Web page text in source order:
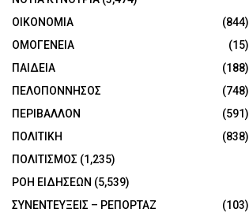
ΟΙΚΟΝΟΜΙΑ
(844)
ΟΜΟΓΕΝΕΙΑ
(15)
ΠΑΙΔΕΙΑ
(188)
ΠΕΛΟΠΟΝΝΗΣΟΣ
(748)
ΠΕΡΙΒΑΛΛΟΝ
(591)
ΠΟΛΙΤΙΚΗ
(838)
ΠΟΛΙΤΙΣΜΟΣ (1,235)
ΡΟΗ ΕΙΔΗΣΕΩΝ (5,539)
ΣΥΝΕΝΤΕΥΞΕΙΣ – ΡΕΠΟΡΤΑΖ
(103)